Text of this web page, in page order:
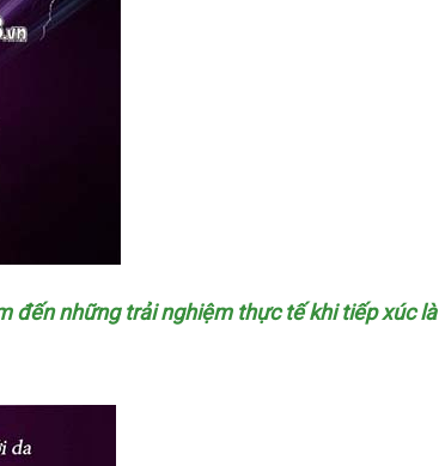
đếnhướng
những trải nghiệm thực tế khi tiếp xúc là